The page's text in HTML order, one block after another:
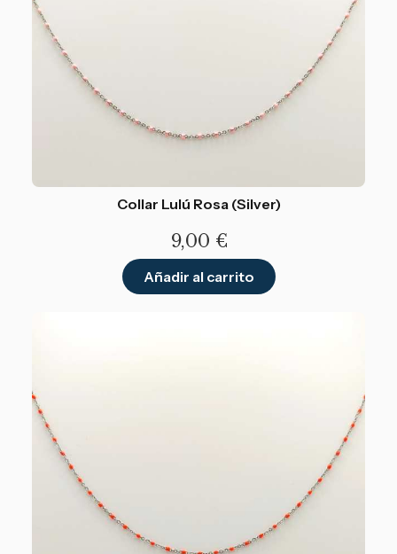
Collar Lulú Rosa (Silver)
9,00 €
Añadir al carrito